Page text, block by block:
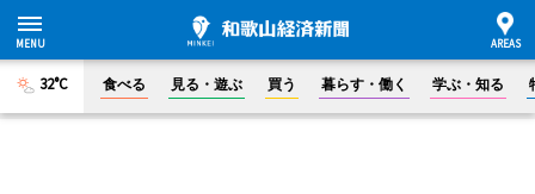
32°C 食べる 見る・遊ぶ 買う 暮らす・働く 学ぶ・知る